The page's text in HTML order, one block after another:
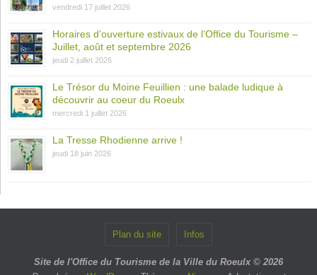
vendredi 17 juillet 2026
Horaires d’ouverture estivaux de l’Office du Tourisme –
Juillet, août et septembre 2026
jeudi 2 juillet 2026
Le Trésor du Moine Feuillien : une balade ludique à
découvrir au coeur du Roeulx
mercredi 1 juillet 2026
La Tresse Rhodienne arrive !
jeudi 18 juin 2026
Plan du site Infos
Site de l'Office du Tourisme de la Ville du Roeulx © 2026